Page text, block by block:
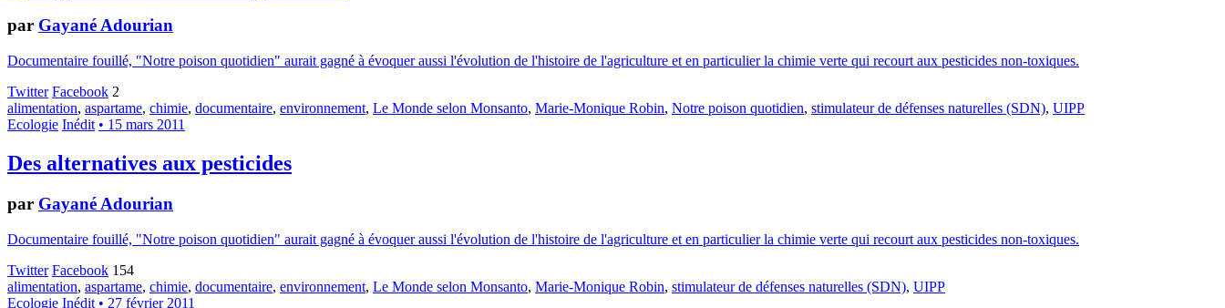
par Gayané Adourian
Documentaire fouillé, "Notre poison quotidien" aurait gagné à évoquer aussi l'évolution de l'histoire de l'agriculture et en particulier la chimie verte qui recourt aux pesticides non-toxiques.
Twitter Facebook 2
alimentation, aspartame, chimie, documentaire, environnement, Le Monde selon Monsanto, Marie-Monique Robin, Notre poison quotidien, stimulateur de défenses naturelles (SDN), UIPP
Ecologie Inédit • 15 mars 2011
Des alternatives aux pesticides
par Gayané Adourian
Documentaire fouillé, "Notre poison quotidien" aurait gagné à évoquer aussi l'évolution de l'histoire de l'agriculture et en particulier la chimie verte qui recourt aux pesticides non-toxiques.
Twitter Facebook 154
alimentation, aspartame, chimie, documentaire, environnement, Le Monde selon Monsanto, Marie-Monique Robin, stimulateur de défenses naturelles (SDN), UIPP
Ecologie Inédit • 27 février 2011